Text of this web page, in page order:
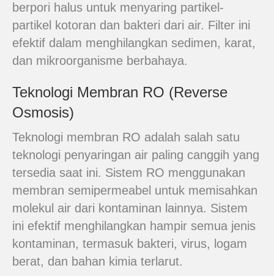
berpori halus untuk menyaring partikel-
partikel kotoran dan bakteri dari air. Filter ini
efektif dalam menghilangkan sedimen, karat,
dan mikroorganisme berbahaya.
Teknologi Membran RO (Reverse
Osmosis)
Teknologi membran RO adalah salah satu
teknologi penyaringan air paling canggih yang
tersedia saat ini. Sistem RO menggunakan
membran semipermeabel untuk memisahkan
molekul air dari kontaminan lainnya. Sistem
ini efektif menghilangkan hampir semua jenis
kontaminan, termasuk bakteri, virus, logam
berat, dan bahan kimia terlarut.